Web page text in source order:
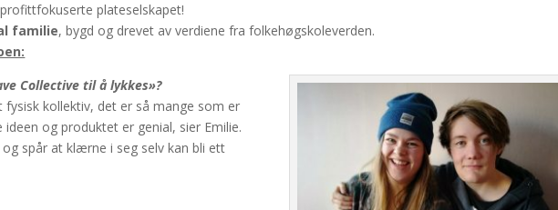
plateselskapet!
familie, bygd og drevet av verdiene fra folkehøgskoleverden.
Collective til å lykkes»?
fysisk kollektiv, det er så mange som er
ideen og produktet er genial, sier Emilie.
spår at klærne i seg selv kan bli ett